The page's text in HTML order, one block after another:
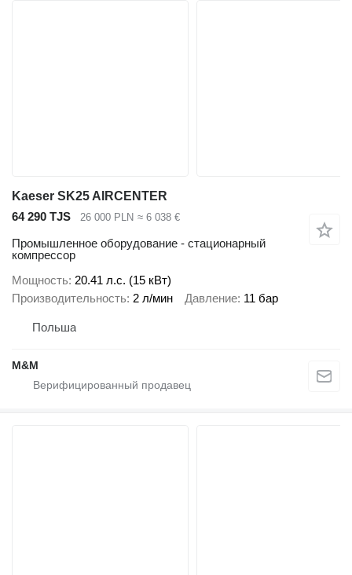
Kaeser SK25 AIRCENTER
64 290 TJS
26 000 PLN ≈ 6 038 €
Промышленное оборудование - стационарный
компрессор
Мощность 20.41 л.с. (15 кВт)
Производительность 2 л/мин Давление 11 бар
Польша
M&M